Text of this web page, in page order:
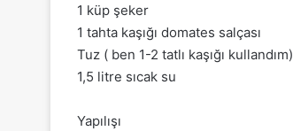
1 küp şeker
1 tahta kaşığı domates salçası
Tuz ( ben 1-2 tatlı kaşığı kullandım)
1,5 litre sıcak su
Yapılışı